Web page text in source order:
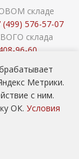
складе
(499) 576-57-07
склада
96-60
Метрики.
с ним.
ОК. Условия